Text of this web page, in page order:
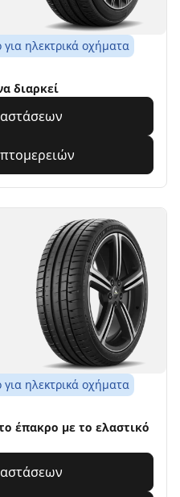
ηλεκτρικά οχήματα
διαρκεί
ηλεκτρικά οχήματα
έπακρο με το ελαστικό